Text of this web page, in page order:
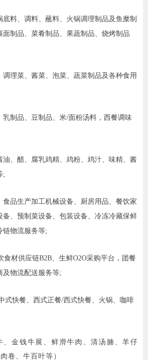
底料、调料、蘸料、火锅调理制品及鱼糜制
面制品、菜肴制品、果蔬制品、烧烤制品
理菜、酱菜、泡菜、蔬菜制品及各种食用
乳制品、豆制品、米/面粉汤料，西餐调味
油、醋、腐乳鸡精、鸡粉、鸡汁、味精、酱
;
食品生产加工机械设备、厨房用品、餐饮家
备、预制菜设备、包装设备、冷冻冷藏保鲜
链物流服务等;
食材供应链B2B、生鲜O2O采购平台，团餐
及物流配送服务等;
式快餐、西式正餐/西式快餐、火锅、咖啡
、金钱牛展、鲜滑牛肉、清汤腩、羊仔
卷、牛百叶等）